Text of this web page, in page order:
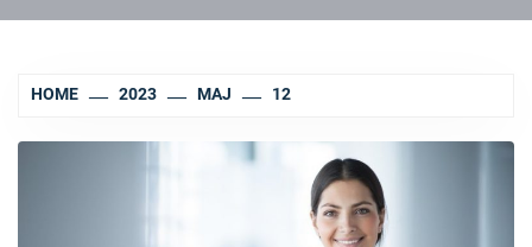
HOME 2023 MAJ 12